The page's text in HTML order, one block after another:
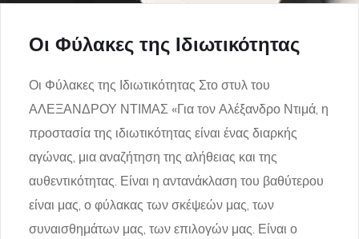
Οι Φύλακες της Ιδιωτικότητας
Οι Φύλακες της Ιδιωτικότητας Στο στυλ του
ΑΛΕΞΑΝΔΡΟΥ ΝΤΙΜΑΣ «Για τον Αλέξανδρο Ντιμά, η
προστασία της ιδιωτικότητας είναι ένας διαρκής
αγώνας, μια αναζήτηση της αλήθειας και της
αυθεντικότητας. Είναι η αντανάκλαση του βαθύτερου
είναι μας, ο φύλακας των σκέψεών μας, των
συναισθημάτων μας, των επιλογών μας. Είναι ο